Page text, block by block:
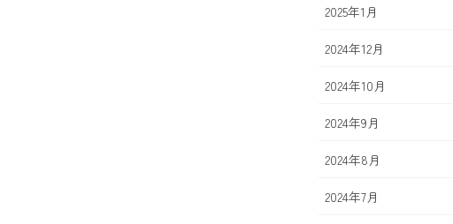
2025年1月
2024年12月
2024年10月
2024年9月
2024年8月
2024年7月